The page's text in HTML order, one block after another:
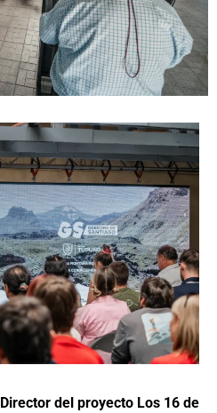
del proyecto Los 16 de